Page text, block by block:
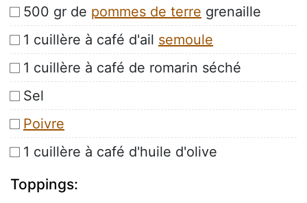
500 gr de pommes de terre grenaille
1 cuillère à café d'ail semoule
1 cuillère à café de romarin séché
Sel
Poivre
1 cuillère à café d'huile d'olive
Toppings: